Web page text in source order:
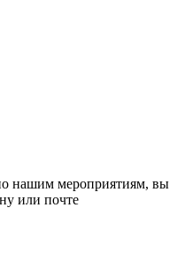
нашим мероприятиям, вы
или почте